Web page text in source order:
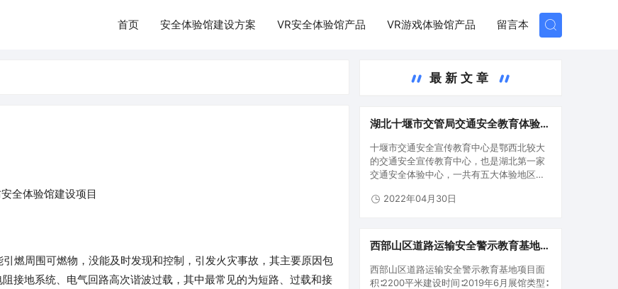
首页 安全体验馆建设方案 VR安全体验馆产品 VR游戏体验馆产品 留言本
安全体验馆建设项目
燃周围可燃物，没能及时发现和控制，引发火灾事故，其主要原因包
接地系统、电气回路高次谐波过载，其中最常见的为短路、过载和接
最新文章
湖北十堰市交管局交通安全教育体验基
十堰市交通安全宣传教育中心是鄂西北较大
的交通安全宣传教育中心，也是湖北第一家
交通安全体验中心，一共有五大体验地区。
区：交通安全专业知识学习培训区第三地
2022年04月30日
西部山区道路运输安全警示教育基地,
育培训基地
西部山区道路运输安全警示教育基地项目面
积∶2200平米建设时间∶2019年6月展馆类型∶